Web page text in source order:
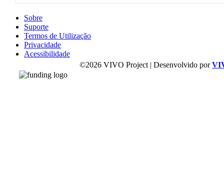
Sobre
Suporte
Termos de Utilização
Privacidade
Acessibilidade
©2026 VIVO Project | Desenvolvido por